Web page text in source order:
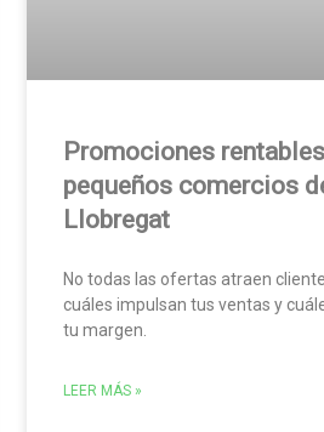
Promociones rentables
pequeños comercios
Llobregat
No todas las ofertas atraen
cuáles impulsan tus ventas y
tu margen.
LEER MÁS »